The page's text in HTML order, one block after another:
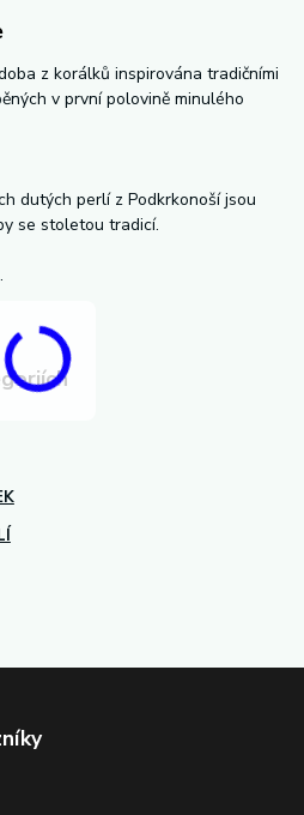
z korálků inspirována tradičními
v první polovině minulého
dutých perlí z Podkrkonoší jsou
se stoletou tradicí.